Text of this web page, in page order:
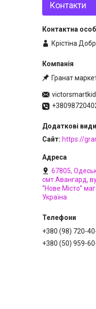
Контакти
Крістіна
Гранат
Сайт https://
67805,
смт.Авангард,
“Нове Місто”
Україна
+380 (98) 720-
+380 (50) 959-